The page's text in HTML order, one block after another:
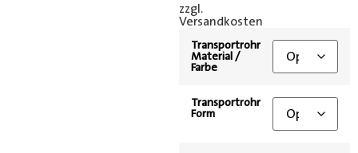
zzgl.
Versandkosten
Transportrohr
Material /
Farbe
Transportrohr
Form